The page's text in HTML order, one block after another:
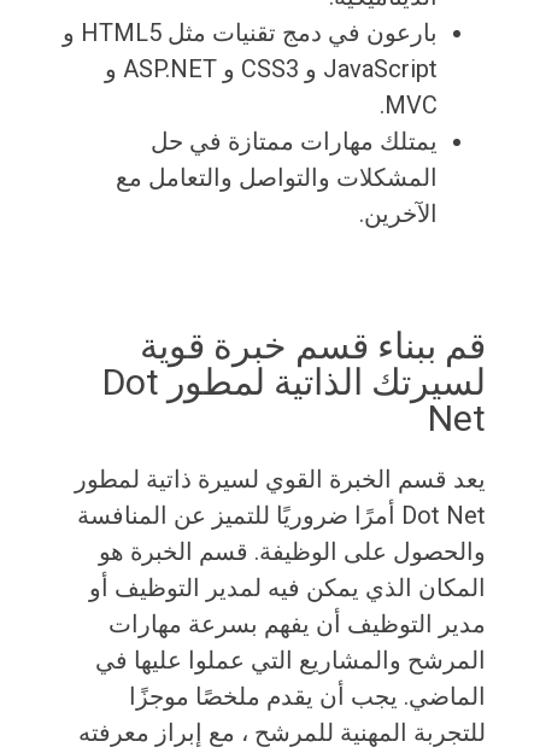
بارعون في دمج تقنيات مثل HTML5 و
JavaScript و CSS3 و ASP.NET و
MVC.
يمتلك مهارات ممتازة في حل
المشكلات والتواصل والتعامل مع
الآخرين.
قم ببناء قسم خبرة قوية
لسيرتك الذاتية لمطور Dot
Net
يعد قسم الخبرة القوي لسيرة ذاتية لمطور
Dot Net أمرًا ضروريًا للتميز عن المنافسة
والحصول على الوظيفة. قسم الخبرة هو
المكان الذي يمكن فيه لمدير التوظيف أو
مدير التوظيف أن يفهم بسرعة مهارات
المرشح والمشاريع التي عملوا عليها في
الماضي. يجب أن يقدم ملخصًا موجزًا ​​
للتجربة المهنية للمرشح ، مع إبراز معرفته